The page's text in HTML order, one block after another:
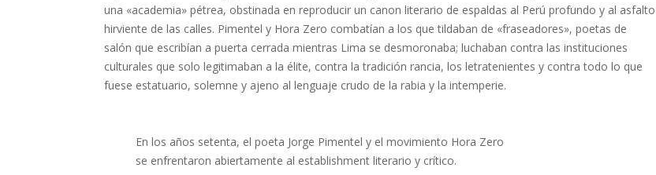
una «academia» pétrea, obstinada en reproducir un canon literario de espaldas al Perú profundo y al asfalto
hirviente de las calles. Pimentel y Hora Zero combatían a los que tildaban de «fraseadores», poetas de
salón que escribían a puerta cerrada mientras Lima se desmoronaba; luchaban contra las instituciones
culturales que solo legitimaban a la élite, contra la tradición rancia, los letratenientes y contra todo lo que
fuese estatuario, solemne y ajeno al lenguaje crudo de la rabia y la intemperie.
En los años setenta, el poeta Jorge Pimentel y el movimiento Hora Zero
se enfrentaron abiertamente al establishment literario y crítico.